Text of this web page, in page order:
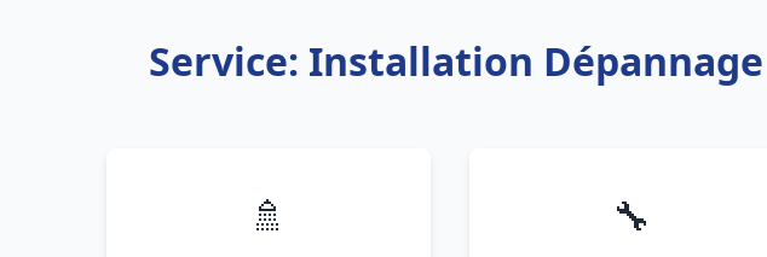
Service: Installation
🚿 🔧